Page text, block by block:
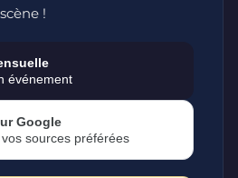
!
événement
Google
sources préférées